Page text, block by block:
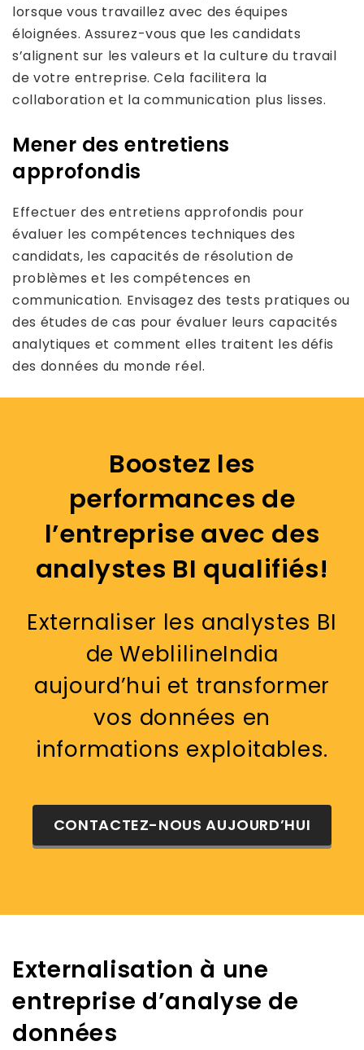
lorsque vous travaillez avec des équipes
éloignées. Assurez-vous que les candidats
s’alignent sur les valeurs et la culture du travail
de votre entreprise. Cela facilitera la
collaboration et la communication plus lisses.
Mener des entretiens
approfondis
Effectuer des entretiens approfondis pour
évaluer les compétences techniques des
candidats, les capacités de résolution de
problèmes et les compétences en
communication. Envisagez des tests pratiques ou
des études de cas pour évaluer leurs capacités
analytiques et comment elles traitent les défis
des données du monde réel.
Boostez les
performances de
l’entreprise avec des
analystes BI qualifiés!
Externaliser les analystes BI
de WeblilineIndia
aujourd’hui et transformer
vos données en
informations exploitables.
CONTACTEZ-NOUS AUJOURD’HUI
Externalisation à une
entreprise d’analyse de
données